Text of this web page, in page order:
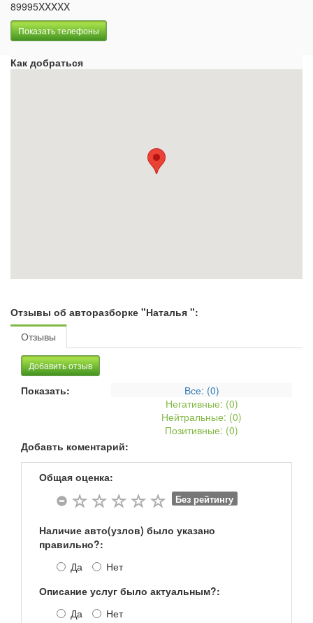
89995XXXXX
Показать телефоны
Как добраться
Отзывы об авторазборке "Наталья ":
Отзывы
Добавить отзыв
Показать: Все: (0)
Негативные: (0)
Нейтральные: (0)
Позитивные: (0)
Добавть коментарий:
Общая оценка:
Без рейтингу
Наличие авто(узлов) было указано
правильно?:
Да
Нет
Описание услуг было актуальным?:
Да
Нет